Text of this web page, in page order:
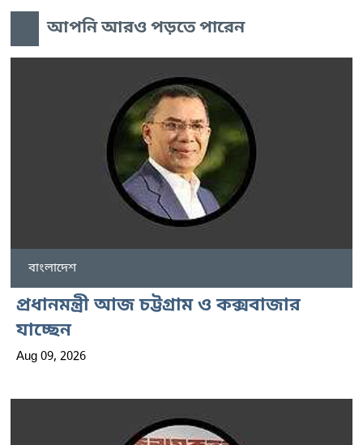
আপনি আরও পড়তে পারেন
বাংলাদেশ
প্রধানমন্ত্রী আজ চট্টগ্রাম ও কক্সবাজার
যাচ্ছেন
Aug 09, 2026